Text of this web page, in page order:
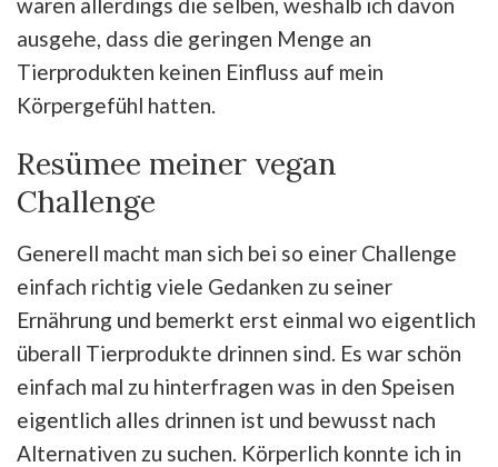
ausgehe, dass die geringen Menge an
Tierprodukten keinen Einfluss auf mein
Körpergefühl hatten.
Resümee meiner vegan
Challenge
Generell macht man sich bei so einer Challenge
einfach richtig viele Gedanken zu seiner
Ernährung und bemerkt erst einmal wo eigentlich
überall Tierprodukte drinnen sind. Es war schön
einfach mal zu hinterfragen was in den Speisen
eigentlich alles drinnen ist und bewusst nach
Alternativen zu suchen. Körperlich konnte ich in